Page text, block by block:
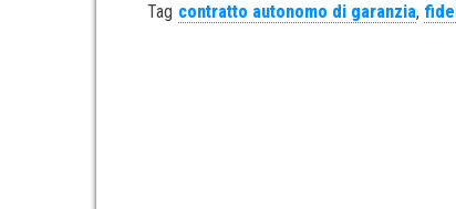
Tag contratto autonomo di garanzia,